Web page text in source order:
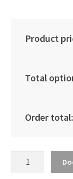
Product
Total
Order total: